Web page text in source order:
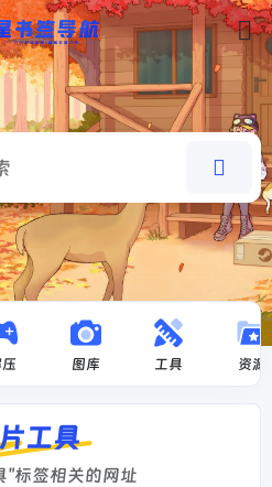
图库 工具 资源
工具
"标签相关的网址